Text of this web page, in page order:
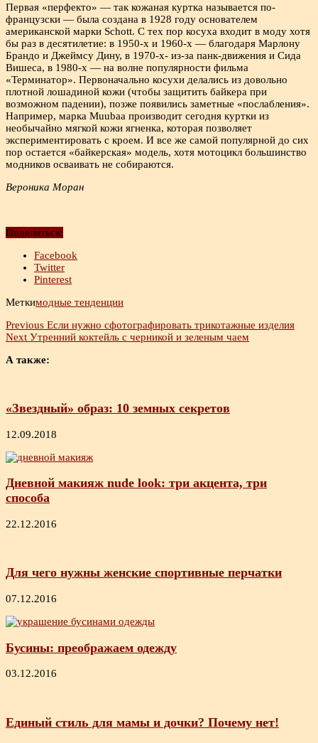
Первая «перфекто» — так кожаная куртка называется по-
французски — была создана в 1928 году основателем
американской марки Schott. С тех пор косуха входит в моду хотя
бы раз в десятилетие: в 1950-х и 1960-х — благодаря Марлону
Брандо и Джеймсу Дину, в 1970-х- из-за панк-движения и Сида
Вишеса, в 1980-х — на волне популярности фильма
«Терминатор». Первоначально косухи делались из довольно
плотной лошадиной кожи (чтобы защитить байкера при
возможном падении), позже появились заметные «послабления».
Например, марка Muubaa производит сегодня куртки из
необычайно мягкой кожи ягненка, которая позволяет
экспериментировать с кроем. И все же самой популярной до сих
пор остается «байкерская» модель, хотя мотоцикл большинство
модников осваивать не собираются.
Вероника Моран
Поделиться:
Facebook
Twitter
Pinterest
Меткимодные тенденции
Previous Если нужно сфотографировать трикотажные изделия
Next Утренний коктейль с черникой и зеленым чаем
А также:
«Звездный» образ: 10 земных секретов
12.09.2018
Дневной макияж nude look: три акцента, три
способа
22.12.2016
Для чего нужны женские спортивные перчатки
07.12.2016
Бусины: преображаем одежду
03.12.2016
Единый стиль для мамы и дочки? Почему нет!